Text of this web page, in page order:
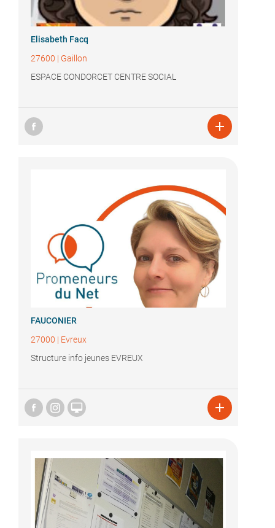
Elisabeth Facq
27600 | Gaillon
ESPACE CONDORCET CENTRE SOCIAL

FAUCONIER
27000 | Evreux
Structure info jeunes EVREUX
 